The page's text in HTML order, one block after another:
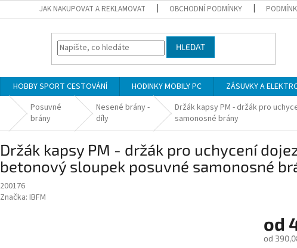
JAK NAKUPOVAT A REKLAMOVAT OBCHODNÍ PODMÍNKY
HLEDAT
HOBBY SPORT CESTOVÁNÍ HODINKY MOBILY PC ZÁSUVKY A
Posuvné
brány
Nesené brány -
díly
Držák kapsy PM - držák pro
samonosné brány
Držák kapsy PM - držák pro uchycení
betonový sloupek posuvné samonosné
200176
Značka: IBFM
od
od